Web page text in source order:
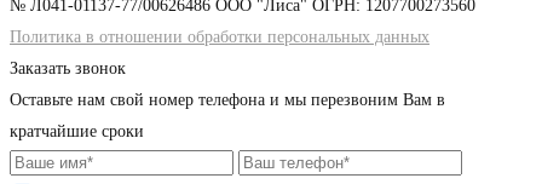
№ Л041-01137-77/00626486 ООО "Лиса" ОГРН: 1207700273560
Политика в отношении обработки персональных данных
Заказать звонок
Оставьте нам свой номер телефона и мы перезвоним Вам в
кратчайшие сроки